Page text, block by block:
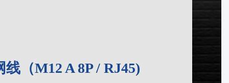
（M12 A 8P / RJ45)